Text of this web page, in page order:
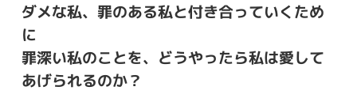
ダメな私、罪のある私と付き合っていくため
に
罪深い私のことを、どうやったら私は愛して
あげられるのか？